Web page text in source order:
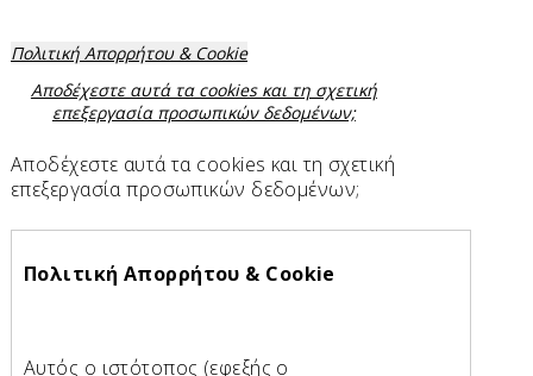
Πολιτική Απορρήτου & Cookie
Αποδέχεστε αυτά τα cookies και τη σχετική
επεξεργασία προσωπικών δεδομένων;
Αποδέχεστε αυτά τα cookies και τη σχετική
επεξεργασία προσωπικών δεδομένων;
Πολιτική Απορρήτου & Cookie
Αυτός ο ιστότοπος (εφεξής ο